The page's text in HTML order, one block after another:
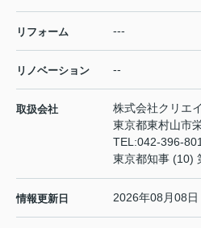
リフォーム ---
リノベーション --
取扱会社
株式会社クリエ
東京都東村山市
TEL:042-396-
東京都知事 (10)
情報更新日 2026年08月08日